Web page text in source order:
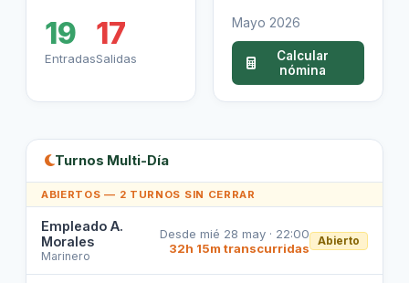
19
Entradas
17
Salidas
Mayo 2026
Calcular
nómina
Turnos Multi-Día
ABIERTOS — 2 TURNOS SIN CERRAR
Empleado A.
Morales
Marinero
Desde mié 28 may · 22:00
32h 15m transcurridas
Abierto